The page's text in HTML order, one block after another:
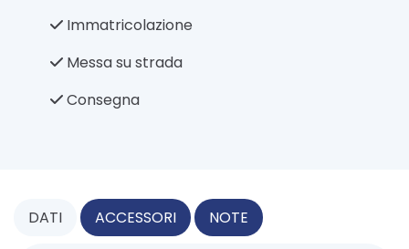
Immatricolazione
Messa su strada
Consegna
DATI ACCESSORI NOTE